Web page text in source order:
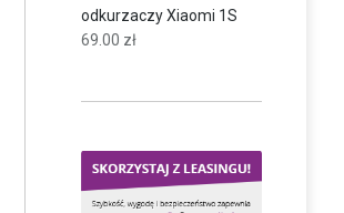
odkurzaczy Xiaomi 1S
69.00 zł